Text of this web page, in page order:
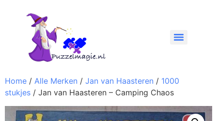
Home / Alle Merken / Jan van Haasteren / 1000
stukjes / Jan van Haasteren – Camping Chaos